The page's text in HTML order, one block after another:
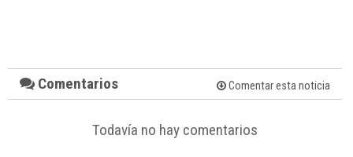
Comentarios Comentar esta noticia
Todavía no hay comentarios